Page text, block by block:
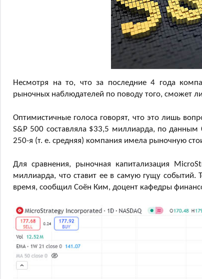
Несмотря на то, что за последние 4 года
рыночных наблюдателей по поводу того, сможет
Оптимистичные голоса говорят, что это лишь
S&P 500 составляла $33,5 миллиарда, по
250-я (т. е. средняя) компания имела рыночную
Для сравнения, рыночная капитализация
миллиарда, что ставит ее в самую гущу событий.
время, сообщил Соён Ким, доцент кафедры